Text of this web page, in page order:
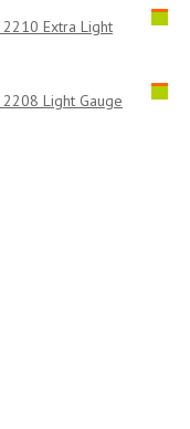
Extra Light
Light Gauge